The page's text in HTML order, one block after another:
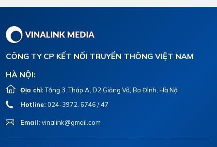
CÔNG TY CP KẾT NỐI TRUYỀN THÔNG VIỆT NAM
HÀ NỘI:
Địa chỉ:Tầng 3, Tháp A, D2 Giảng Võ, Ba Đình, Hà Nội
Hotline: 024-3972. 6746 / 47
Email: vinalink@gmail.com